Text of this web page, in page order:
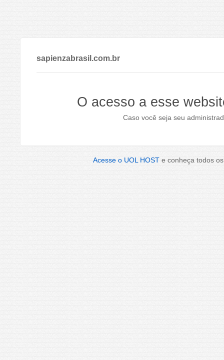
sapienzabrasil.com.br
O acesso a esse
Caso você seja seu
Acesse o UOL HOST e conheça todos